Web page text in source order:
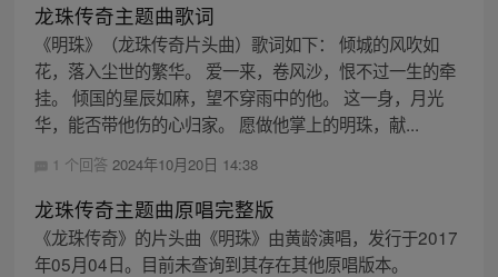
龙珠传奇主题曲歌词
《明珠》（龙珠传奇片头曲）歌词如下： 倾城的风吹如
花，落入尘世的繁华。 爱一来，卷风沙，恨不过一生的牵
挂。 倾国的星辰如麻，望不穿雨中的他。 这一身，月光
华，能否带他伤的心归家。 愿做他掌上的明珠，献...
1 个回答 2024年10月20日 14:38
龙珠传奇主题曲原唱完整版
《龙珠传奇》的片头曲《明珠》由黄龄演唱，发行于2017
年05月04日。目前未查询到其存在其他原唱版本。